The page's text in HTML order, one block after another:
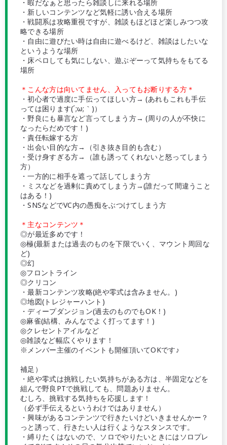
・暇だなぁと思ったら雑談しに来れる場所
・新しいコンテンツなど気軽に誘い合える場所
・戦闘系は攻略重視ですが、雑談もほどほど楽しみつつ攻
略できる場所
・自由に遊びたい時は自由に遊べるけど、雑談はしたいな
というような場所
・床ペロしても気にしない、遊ぶぞーって気持ちをもてる
場所
＊こんな方は向いてません、入ってもお断りする方＊
・初心者で過度に手伝ってほしい方→ (あれもこれも手伝
っては困ります(´;ω;｀)）
・野良にも暴言など言ってしまう方→ (周りの人が不快に
なったらだめです！)
・責任転嫁する方
・出会い目的な方→（引き抜き目的も含む）
・受け身すぎる方→（誰も誘ってくれないと怒ってしまう
方）
・一方的に相手を遮って話してしまう方
・ミスなどを過剰に責めてしまう方→(誰だって間違うこと
はある！)
・SNSなどでVC内の愚痴をぶつけてしまう方
＊主なコンテンツ＊
◎が最近多めです！
◎極(最新または過去のものを下限でいく、マウント周回な
ど)
◎幻
◎フロントライン
◎クリコン
・最新コンテンツ攻略(絶や零式は含みません。)
◎地図(トレジャーハント)
・ディープダンジョン(過去のものでもOK！)
◎麻雀(結構、みんなでよく打ってます！)
◎クレセントアイルなど
◎雑談など幅広くやります！
※メンバー主催のイベントも開催頂いてOKです♪
補足）
・絶や零式は挑戦したい気持ちがある方は、半固定などを
組んで野良PTで挑戦しても、問題ありません。
むしろ、挑戦する気持ちを応援します！
（必ず手伝えるというわけではありません）
・興味があるコンテンツで行きたいけどいきませんかー？
っと誘って、行きたい人は行くようなスタンスです。
・縛りたくはないので、ソロでやりたいときにはソロプレ